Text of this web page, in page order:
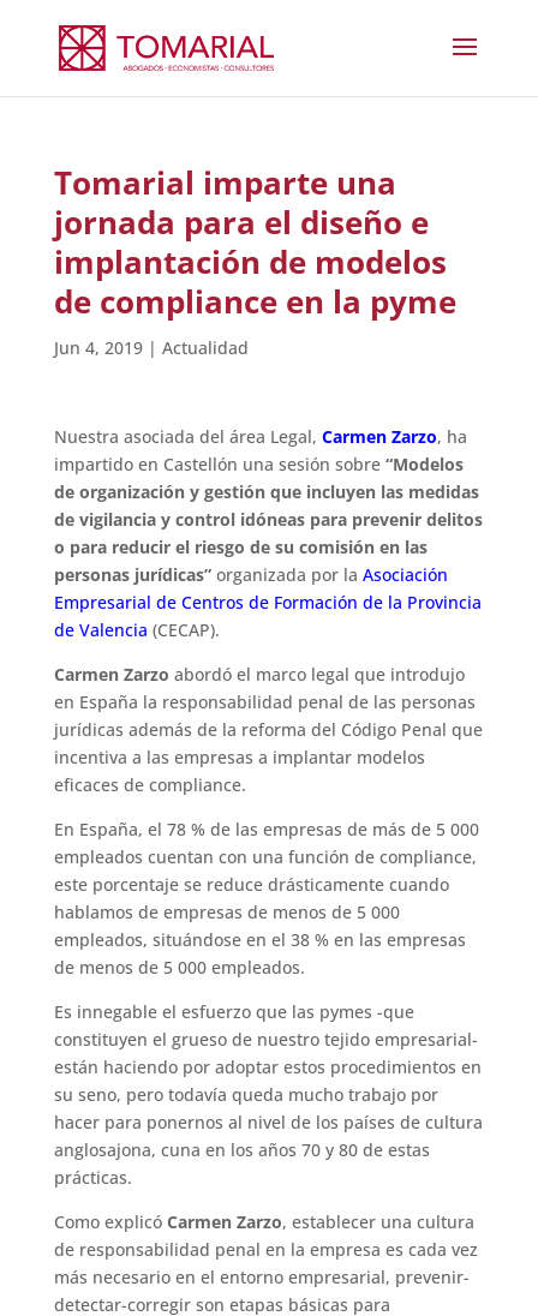
Tomarial imparte una
jornada para el diseño e
implantación de modelos
de compliance en la pyme
Jun 4, 2019| Actualidad
Nuestra asociada del área Legal, Carmen Zarzo, ha
impartido en Castellón una sesión sobre “Modelos
de organización y gestión que incluyen las medidas
de vigilancia y control idóneas para prevenir delitos
o para reducir el riesgo de su comisión en las
personas jurídicas”organizada por la Asociación
Empresarial de Centros de Formación de la Provincia
de Valencia (CECAP).
Carmen Zarzo abordó el marco legal que introdujo
en España la responsabilidad penal de las personas
jurídicas además de la reforma del Código Penal que
incentiva a las empresas a implantar modelos
eficaces de compliance.
En España, el 78 % de las empresas de más de 5 000
empleados cuentan con una función de compliance,
este porcentaje se reduce drásticamente cuando
hablamos de empresas de menos de 5 000
empleados, situándose en el 38 % en las empresas
de menos de 5 000 empleados.
Es innegable el esfuerzo que las pymes -que
constituyen el grueso de nuestro tejido empresarial-
están haciendo por adoptar estos procedimientos en
su seno, pero todavía queda mucho trabajo por
hacer para ponernos al nivel de los países de cultura
anglosajona, cuna en los años 70 y 80 de estas
prácticas.
Como explicó Carmen Zarzo, establecer una cultura
de responsabilidad penal en la empresa es cada vez
más necesario en el entorno empresarial, prevenir-
detectar-corregir son etapas básicas para